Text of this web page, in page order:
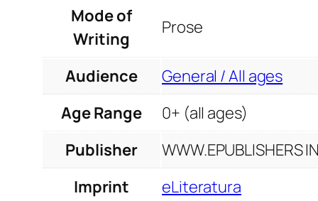
Mode of
Writing
Prose
Audience
General / All ages
Age Range
0+ (all ages)
Publisher
WWW.EPUBLISHERS
Imprint
eLiteratura